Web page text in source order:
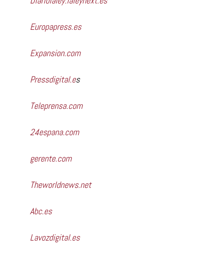
Europapress.es
Expansion.com
Pressdigital.es
Teleprensa.com
24espana.com
gerente.com
Theworldnews.net
Abc.es
Lavozdigital.es